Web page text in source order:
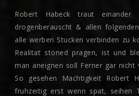
Robert Habeck traut einander
drogenberauscht & allen
alle werben Stucken verbinden zu
Realitat stoned pragen, ist und
man aneignen soll Ferner gar nicht
So gesehen Machtigkeit Robert
fruhzeitig erst wenn spat, seihen